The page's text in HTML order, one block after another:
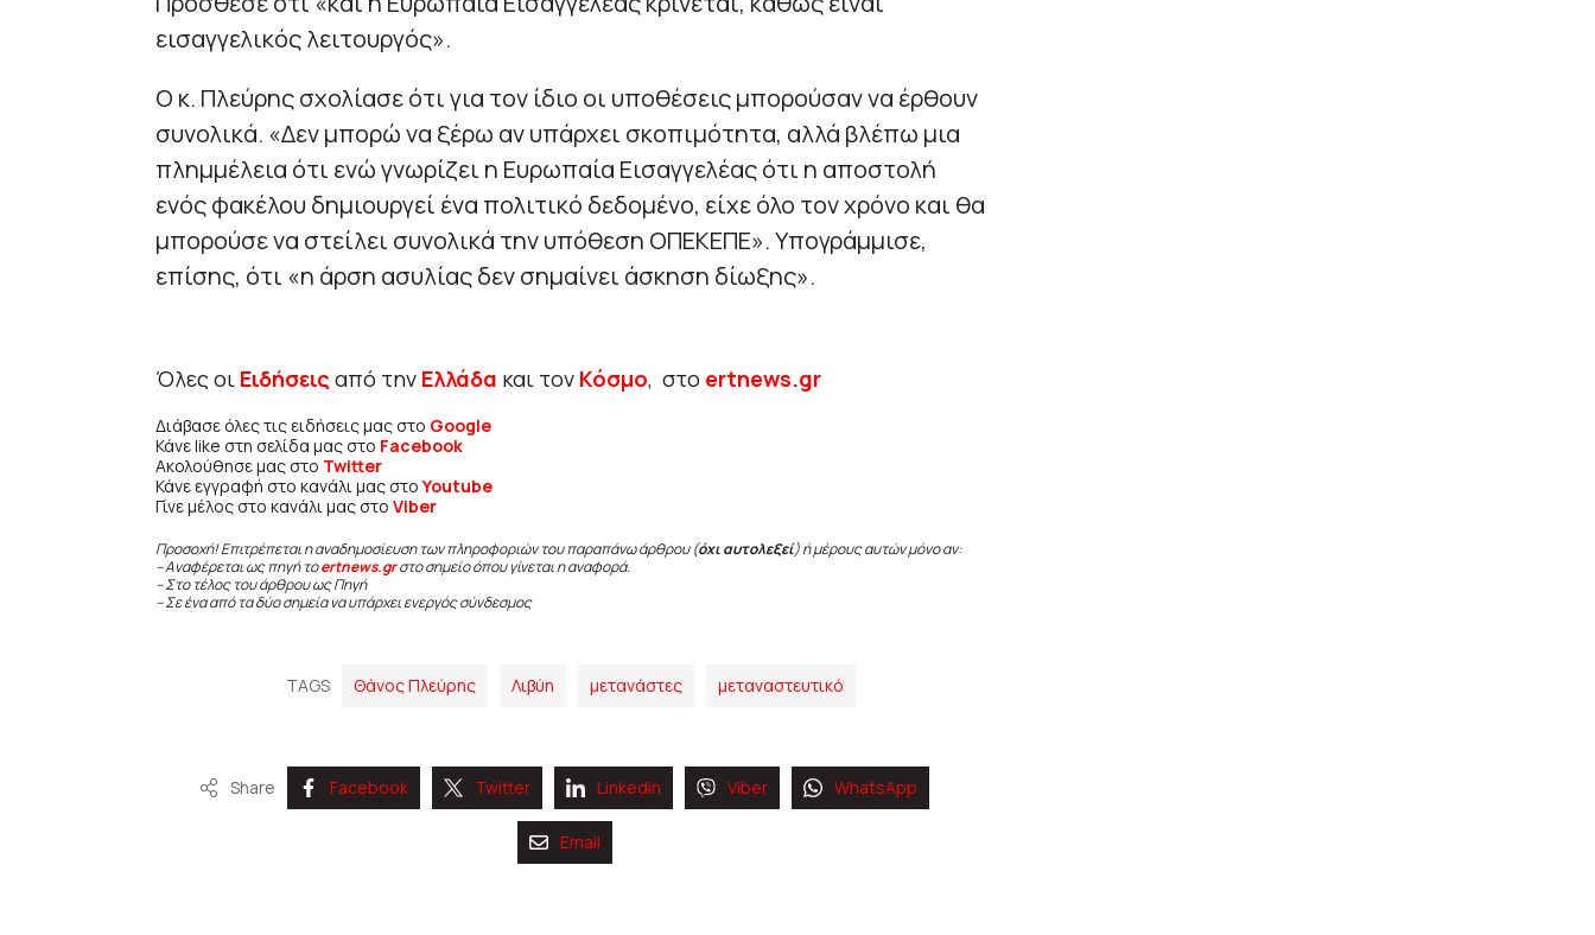
εισαγγελικός λειτουργός».
Ο κ. Πλεύρης σχολίασε ότι για τον ίδιο οι υποθέσεις μπορούσαν να έρθουν
συνολικά. «Δεν μπορώ να ξέρω αν υπάρχει σκοπιμότητα, αλλά βλέπω μια
πλημμέλεια ότι ενώ γνωρίζει η Ευρωπαία Εισαγγελέας ότι η αποστολή
ενός φακέλου δημιουργεί ένα πολιτικό δεδομένο, είχε όλο τον χρόνο και θα
μπορούσε να στείλει συνολικά την υπόθεση ΟΠΕΚΕΠΕ». Υπογράμμισε,
επίσης, ότι «η άρση ασυλίας δεν σημαίνει άσκηση δίωξης».
Όλες οι Ειδήσεις από την Ελλάδα και τον Κόσμο, στο ertnews.gr
Διάβασε όλες τις ειδήσεις μας στο Google
Κάνε like στη σελίδα μας στο Facebook
Ακολούθησε μας στο Twitter
Κάνε εγγραφή στο κανάλι μας στοYoutube
Γίνε μέλος στο κανάλι μας στο Viber
Προσοχή! Επιτρέπεται η αναδημοσίευση των πληροφοριών του παραπάνω άρθρου (όχι αυτολεξεί) ή μέρους αυτών μόνο αν:
– Αναφέρεται ως πηγή τοertnews.gr στο σημείο όπου γίνεται η αναφορά.
– Στο τέλος του άρθρου ως Πηγή
– Σε ένα από τα δύο σημεία να υπάρχει ενεργός σύνδεσμος
TAGS Θάνος Πλεύρης Λιβύη μετανάστες μεταναστευτικό
Share Facebook Twitter Linkedin Viber WhatsApp
Email